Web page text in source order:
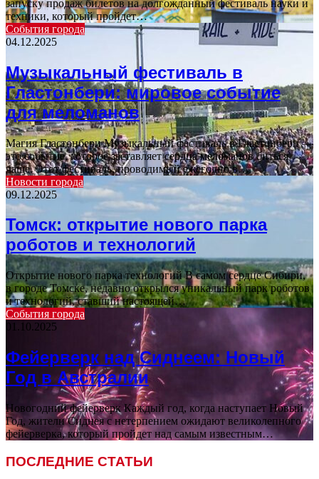
запуску продаж билетов на долгожданный фестиваль науки и
техники, который пройдет…
События города
04.12.2025
Музыкальный фестиваль в
Гластонбери: мировое событие
для меломанов
Магия Гластонбери Музыкальный фестиваль в Гластонбери —
это событие, которое заставляет сердца меломанов биться
чаще. Этот фестиваль, проводимый ежегодно в…
Новости города
09.12.2025
Томск: открытие нового парка
роботов и технологий
Открытие нового парка технологий В самом сердце Сибири,
в городе Томске, недавно открылся уникальный парк роботов
и технологий, ставший настоящей…
События города
01.10.2025
Фейерверк над Сиднеем: Новый
Год в Австралии
Новогодний фейерверк Каждый год, когда наступает Новый
Год, жители Сиднея с нетерпением ожидают великолепного
фейерверка, который пройдет над самым известным…
ПОСЛЕДНИЕ СТАТЬИ